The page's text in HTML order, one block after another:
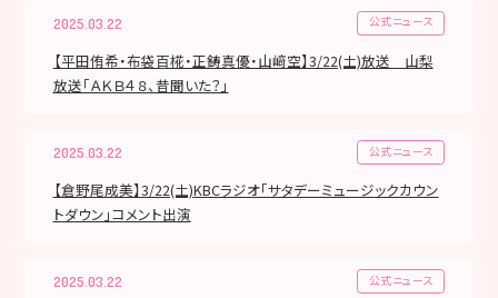
2025.03.22 公式ニュース
【平田侑希・布袋百椛・正鋳真優・山﨑空】3/22(土)放送 山梨
放送「ＡＫＢ４８、昔聞いた？」
2025.03.22 公式ニュース
【倉野尾成美】3/22(土)KBCラジオ「サタデーミュージックカウン
トダウン」コメント出演
2025.03.22 公式ニュース